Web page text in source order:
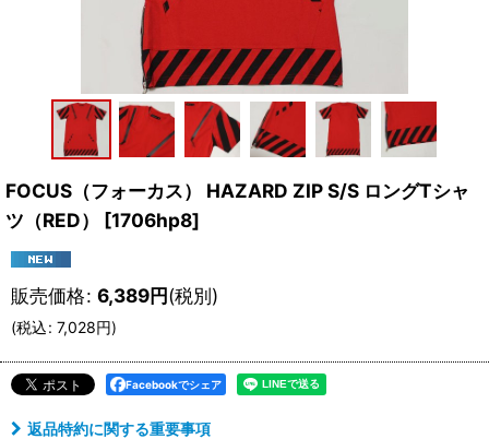
FOCUS（フォーカス） HAZARD ZIP S/S ロングTシャ
ツ（RED）
[1706hp8]
販売価格: 6,389円(税別)
(税込: 7,028円)
Facebookでシェア
返品特約に関する重要事項